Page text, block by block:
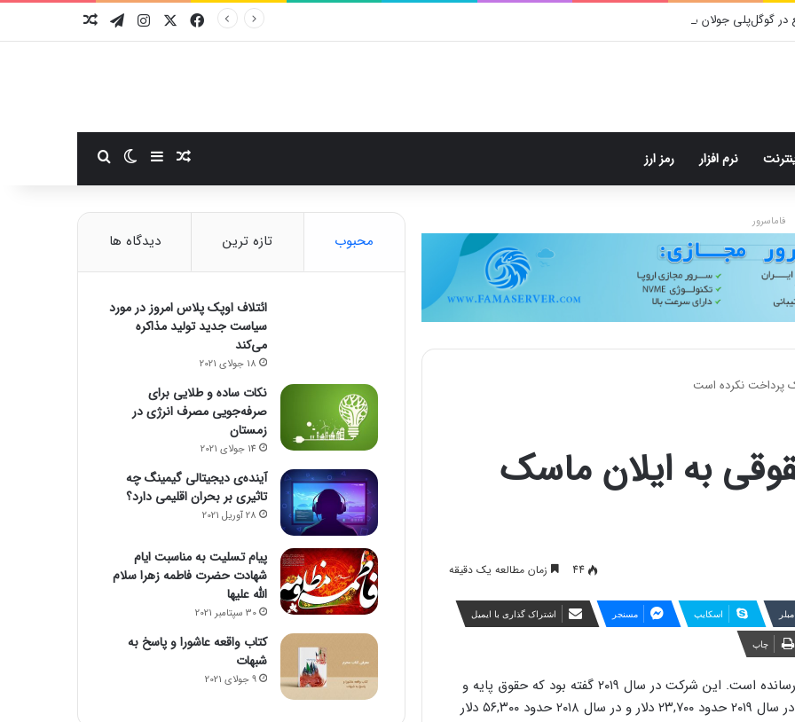
در گوگل‌پلی جولان می‌دهد! فیسبوکایکس اینستاگرام
تلگرام
نرم افزار رمز ارز نوشته تصادفی
سایدبارتغییر پوسته
فاماسرور
در سال ۲۰۲۰ حقوقی به ایلان ماسک
44 زمان مطالعه یک دقیقه
اسکایپ مسنجر اشتراک گذاری با ایمیل
چاپ
شرکت تسلا حقوق ایلان ماسک را در سال ۲۰۲۰ به صفر رسانده است. این شرکت در سال ۲۰۱۹ گفته بود که حقوق پایه و
اقلام تعهدی مدیرعامل خود را حذف کرده است. ماسک در سال ۲۰۱۹ حدود ۲۳,۷۰۰ دلار و در سال ۲۰۱۸ حدود ۵۶,۳۰۰ دلار
محبوب تازه ترین دیدگاه ها
ائتلاف اوپک پلاس امروز در مورد
سیاست جدید تولید مذاکره
می‌کند
18 جولای 2021
نکات ساده و طلایی برای
صرفه‌جویی مصرف انرژی در
زمستان
14 جولای 2021
آینده‌ی دیجیتالی گیمینگ چه
تاثیری بر بحران اقلیمی دارد؟
28 آوریل 2021
پیام تسلیت به مناسبت ایام
شهادت حضرت فاطمه زهرا سلام
الله علیها
30 سپتامبر 2021
کتاب واقعه عاشورا و پاسخ به
شبهات
9 جولای 2021